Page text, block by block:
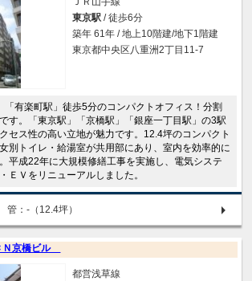
東京駅 / 徒歩6分
築年 61年 / 地上10階建/地下1階建
東京都中央区八重洲2丁目11-7
「有楽町駅」徒歩5分のコンパクトオフィス！分割
す。「東京駅」「京橋駅」「銀座一丁目駅」の3駅
セス性の高い立地が魅力です。12.4坪のコンパクト
別トイレ・給湯室が共用部にあり、室内を効率的に
平成22年に大規模修繕工事を実施し、電気システ
ＥＶをリニューアルしました。
管：-（12.4坪）
Ｎ京橋ビル
都営浅草線